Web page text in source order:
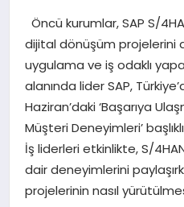
EKONOMI
SAĞLIK
DÜNYA
EĞITIM
Öncü kurumlar, SAP S/
dijital dönüşüm projelerini
uygulama ve iş odaklı
alanında lider SAP,
Haziran’daki ‘Başarıya
Müşteri Deneyimleri’
İş liderleri etkinlikte, S/
dair deneyimlerini
projelerinin nasıl